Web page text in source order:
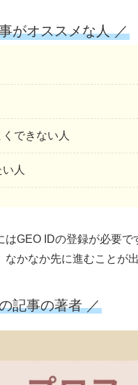
がオススメな人 ／
できない人
人
GEO IDの登録が必要
かなか先に進むことが
記事の著者 ／